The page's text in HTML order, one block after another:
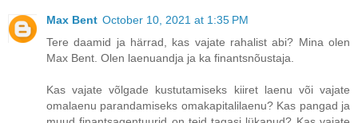
Max Bent October 10, 2021 at 1:35 PM
Tere daamid ja härrad, kas vajate rahalist abi? Mina olen
Max Bent. Olen laenuandja ja ka finantsnõustaja.
Kas vajate võlgade kustutamiseks kiiret laenu või vajate
omalaenu parandamiseks omakapitalilaenu? Kas pangad ja